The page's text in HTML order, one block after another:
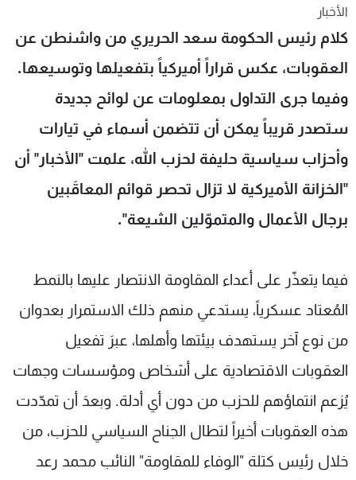
الأخبار
كلام رئيس الحكومة سعد الحريري من واشنطن عن
العقوبات، عكس قراراً أميركياً بتفعيلها وتوسيعها.
وفيما جرى التداول بمعلومات عن لوائح جديدة
ستصدر قريباً يمكن أن تتضمن أسماء في تيارات
وأحزاب سياسية حليفة لحزب الله، علمت "الأخبار" أن
"الخزانة الأميركية لا تزال تحصر قوائم المعاقَبين
برجال الأعمال والمتموّلين الشيعة".
فيما يتعذّر على أعداء المقاومة الانتصار عليها بالنمط
المُعتاد عسكرياً، يستدعي منهم ذلك الاستمرار بعدوان
من نوع آخر يستهدف بيئتها وأهلها، عبرَ تفعيل
العقوبات الاقتصادية على أشخاص ومؤسسات وجهات
يُزعم انتماؤهم للحزب من دون أي أدلة. وبعدَ أن تمدّدت
هذه العقوبات أخيراً لتطال الجناح السياسي للحزب، من
خلال رئيس كتلة "الوفاء للمقاومة" النائب محمد رعد
شاهد البرامج
الترددات
عن MTV
الإنـتـاج
لاعلاناتكم
وظائف
تواصل معنا
شروط الإسـتخدام
سياسة الخصوصية